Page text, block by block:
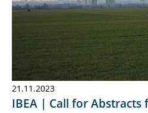
21.11.2023
IBEA | Call for